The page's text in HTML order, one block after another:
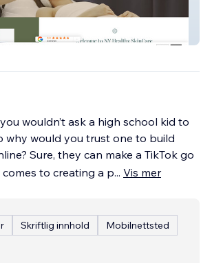
wouldn’t ask a high school kid to
why would you trust one to build
Sure, they can make a TikTok go
to creating a p... Vis mer
Skriftlig innhold
Mobilnettsted